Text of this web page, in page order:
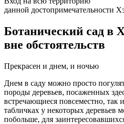
данной достопримечательности
Ботанический сад в
вне обстоятельств
Прекрасен и днем, и ночью
Днем в саду можно просто
породы деревьев, посаженных
встречающиеся повсеместно, так
табличках у некоторых деревьев
побольше, для